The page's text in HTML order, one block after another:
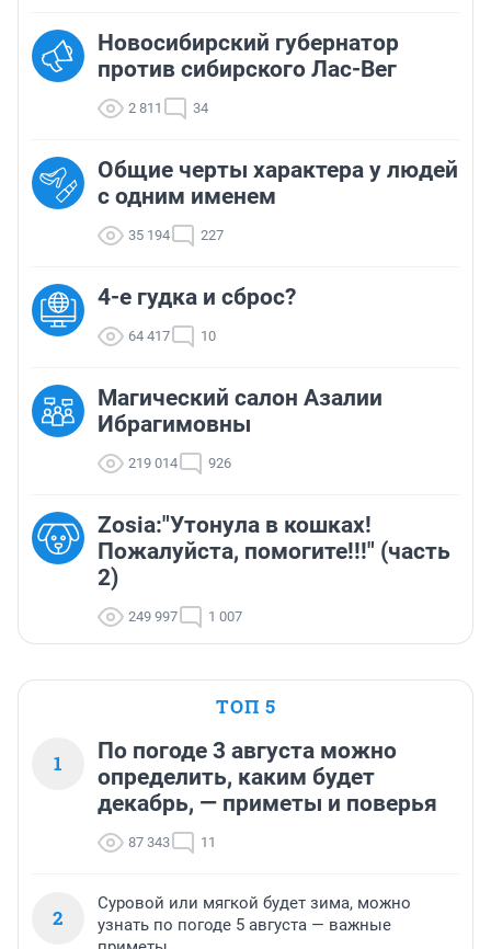
Новосибирский губернатор
против сибирского Лас-Вег
2 811 34
Общие черты характера у людей
с одним именем
35 194 227
4-е гудка и сброс?
64 417 10
Магический салон Азалии
Ибрагимовны
219 014 926
Zosia:"Утонула в кошках!
Пожалуйста, помогите!!!" (часть
2)
249 997 1 007
ТОП 5
1
По погоде 3 августа можно
определить, каким будет
декабрь, — приметы и поверья
87 343 11
2
Суровой или мягкой будет зима, можно
узнать по погоде 5 августа — важные